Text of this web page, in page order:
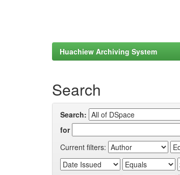
Huachiew Archiving System
Search
Search:
for
Current filters: